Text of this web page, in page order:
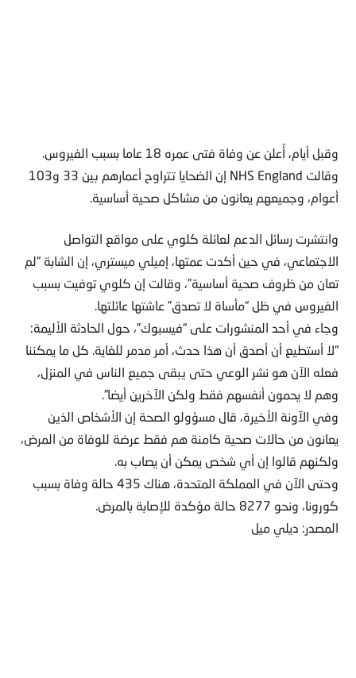
وقبل أيام، أُعلن عن وفاة فتى عمره 18 عاما بسبب الفيروس.
وقالت NHS England إن الضحايا تتراوح أعمارهم بين 33 و103
أعوام، وجميعهم يعانون من مشاكل صحية أساسية.
وانتشرت رسائل الدعم لعائلة كلوي على مواقع التواصل
الاجتماعي، في حين أكدت عمتها، إميلي ميستري، إن الشابة “لم
تعان من ظروف صحية أساسية”، وقالت إن كلوي توفيت بسبب
الفيروس في ظل “مأساة لا تصدق” عاشتها عائلتها.
وجاء في أحد المنشورات على “فيسبوك”، حول الحادثة الأليمة:
“لا أستطيع أن أصدق أن هذا حدث، أمر مدمر للغاية. كل ما يمكننا
فعله الآن هو نشر الوعي حتى يبقى جميع الناس في المنزل،
وهم لا يحمون أنفسهم فقط ولكن الآخرين أيضا”.
وفي الآونة الأخيرة، قال مسؤولو الصحة إن الأشخاص الذين
يعانون من حالات صحية كامنة هم فقط عرضة للوفاة من المرض،
ولكنهم قالوا إن أي شخص يمكن أن يصاب به.
وحتى الآن في المملكة المتحدة، هناك 435 حالة وفاة بسبب
كورونا، ونحو 8277 حالة مؤكدة للإصابة بالمرض.
المصدر: ديلي ميل